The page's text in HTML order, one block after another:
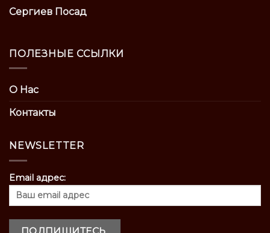
Сергиев Посад
ПОЛЕЗНЫЕ ССЫЛКИ
О Нас
Контакты
NEWSLETTER
Email адрес: